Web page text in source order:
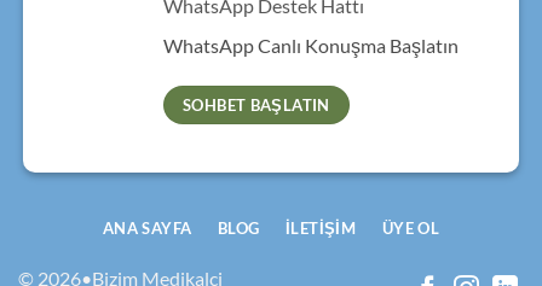
WhatsApp Destek Hattı
WhatsApp Canlı Konuşma Başlatın
SOHBET BAŞLATIN
© 2026•Bizim Medikalci
ANA SAYFA BLOG İLETIŞIM ÜYE OL